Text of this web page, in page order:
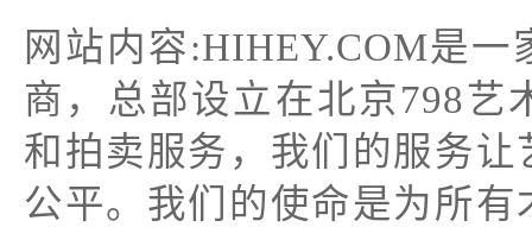
网站内容:HIHEY.COM是
商，总部设立在北京798艺
和拍卖服务，我们的服务
公平。我们的使命是为所